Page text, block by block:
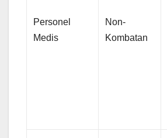
Personel
Medis
Non-
Kombatan